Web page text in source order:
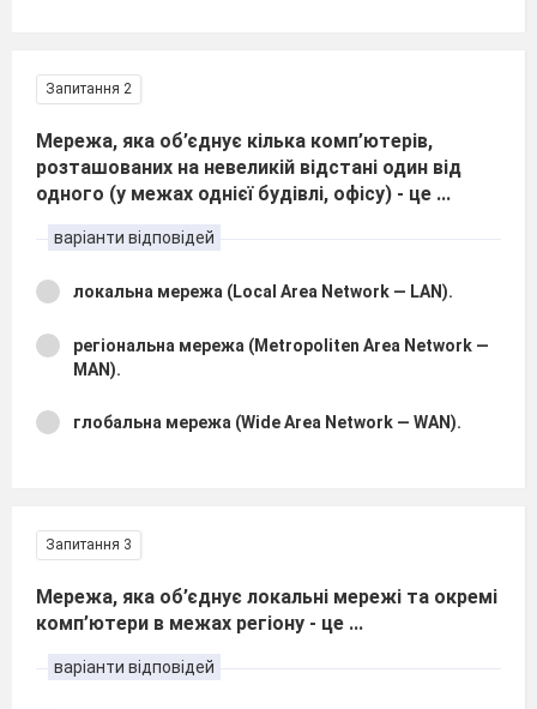
Запитання 2
Мережа, яка об’єднує кілька комп’ютерів,
розташованих на невеликій відстані один від
одного (у межах однієї будівлі, офісу) - це ...
варіанти відповідей
локальна мережа (Local Area Network — LAN).
регіональна мережа (Metropoliten Area Network —
MAN).
глобальна мережа (Wide Area Network — WAN).
Запитання 3
Мережа, яка об’єднує локальні мережі та окремі
комп’ютери в межах регіону - це ...
варіанти відповідей